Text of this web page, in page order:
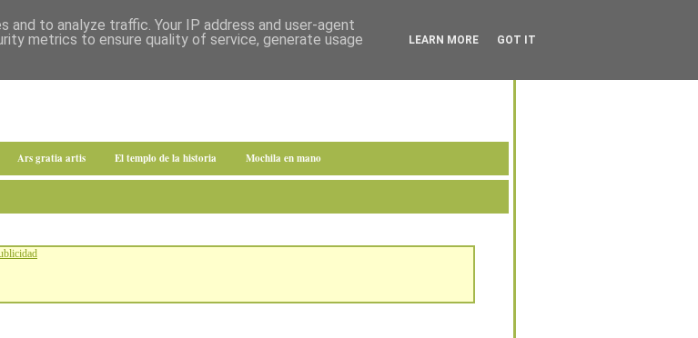
Ars gratia artis El templo de la historia Mochila en mano
to analyze traffic. Your IP address and user-agent
metrics to ensure quality of service, generate usage
LEARN MORE GOT IT